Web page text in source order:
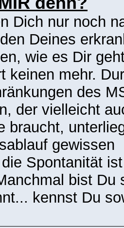
Dich nur noch
Deines
wie es Dir
keinen mehr.
des
der vielleicht
braucht,
gewissen
Spontanität ist
bist Du
kennst Du